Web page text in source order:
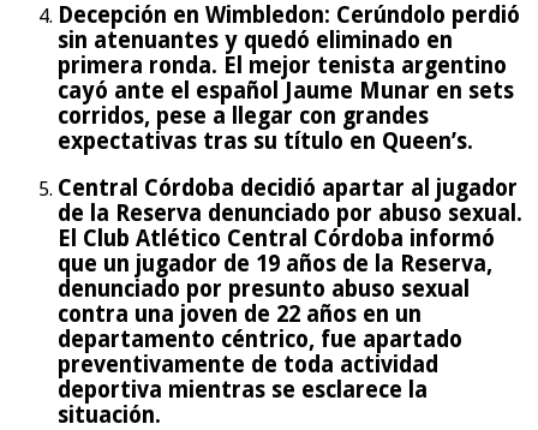
Decepción en Wimbledon: Cerúndolo perdió
sin atenuantes y quedó eliminado en
primera ronda. El mejor tenista argentino
cayó ante el español Jaume Munar en sets
corridos, pese a llegar con grandes
expectativas tras su título en Queen’s.
Central Córdoba decidió apartar al jugador
de la Reserva denunciado por abuso sexual.
El Club Atlético Central Córdoba informó
que un jugador de 19 años de la Reserva,
denunciado por presunto abuso sexual
contra una joven de 22 años en un
departamento céntrico, fue apartado
preventivamente de toda actividad
deportiva mientras se esclarece la
situación.